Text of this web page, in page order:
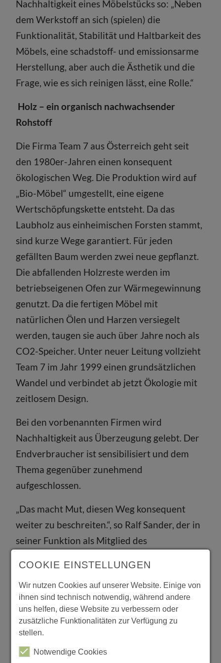
Nachhaltigkeit eines Möbelstücks so: „Neben
dem Werkstoff an sich (spielen) die
Funktionalität, Stabilität und Haltbarkeit des
Möbels, eine schadstoff- und emissionsarme
Herstellung, aber auch die Ästhetik und die
Frage, wie es sich reinigen lässt, eine Rolle.“
Holz – ein organisch nachwachsender
Rohstoff
Die Firma Team 7 aus Österreich geht seit
den 1980er-Jahren einen konsequent
ökologischen Weg. Die Produktion wird auf
„Bio-Möbel“ umgestellt, eine eigene
Wertschöpfungskette entsteht. Da das
Laubholz aus einheimischen Forsten stammt,
sind kurze Wege garantiert. Für jeden
gefällten Baum werden zwei neue gepflanzt.
Die abfallenden Holzreste werden im
betriebseigenen Ofen zur Wärmegewinnung
genutzt. Da die fertigen Möbel mit
natürlichen Ölen und Harzen versiegelt
werden, taugen sie auch über Jahre noch als
CO2-Speicher. Unter neuer Leitung vollzieht
Team 7 im Jahr 1999 einen grundsätzlichen
Wandel und verbindet ab jetzt Ökologie mit
zeitlosem Design.
Bei den vorbenannten Firmen wird
Nachhaltigkeit aus Überzeugung gelebt. Der
Endverbraucher ist sensibilisiert und dem
Thema gegenüber zunehmend
aufgeschlossen.
„Das macht Mut, diesen Weg konsequent
weiter zu beschreiten.“, so Ralf Sander, der in
seiner Funktion als Mitglied des
noch darauf hinweist, dass der EMV jährlich
Umweltprojekte in Höhe von maximal €
100.000 fördert. 2015 wird in
Zusammenarbeit mit der VHS Braunschweig
der Stadtteilgarten Bebelhof großzügig
unterstützt. Nachhaltigkeit in der
COOKIE EINSTELLUNGEN
Wir nutzen Cookies auf unserer Website. Einige von
ihnen sind technisch notwendig, während andere
uns helfen, diese Website zu verbessern oder
zusätzliche Funktionalitäten zur Verfügung zu
stellen.
Notwendige Cookies